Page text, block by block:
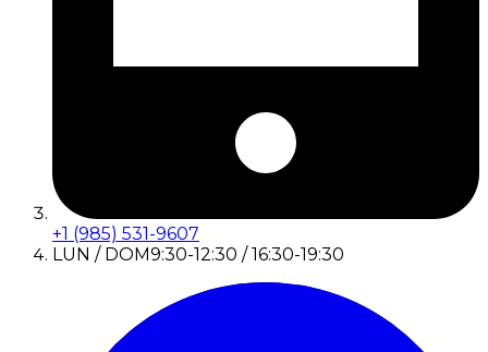
+1 (985) 531-9607
LUN / DOM9:30-12:30 / 16:30-19:30